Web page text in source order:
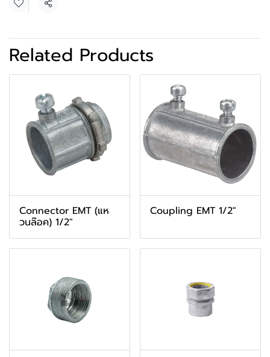
Share
Related Products
Connector EMT (แห
วนล๊อค) 1/2"
Coupling EMT 1/2"